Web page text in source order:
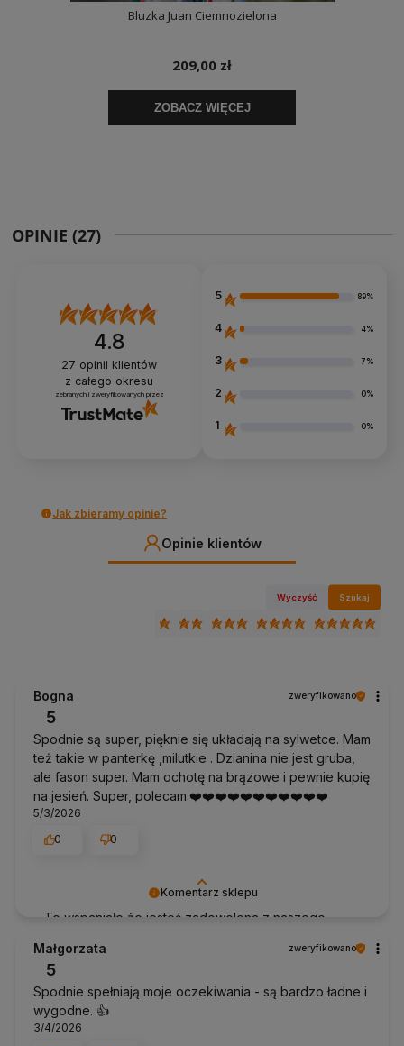
OPINIE (27)
4.8
27 opinii klientów
z całego okresu
zebranych i zweryfikowanych przez
5 89%
4 4%
3 7%
2 0%
1 0%
Jak zbieramy opinie?
Opinie klientów
Wyczyść Szukaj
Komentarz sklepu
To wspaniałe że jesteś zadowolona z naszego
Bogna zweryfikowano
5
Spodnie są super, pięknie się układają na sylwetce. Mam
też takie w panterkę ,milutkie . Dzianina nie jest gruba,
ale fason super. Mam ochotę na brązowe i pewnie kupię
na jesień. Super, polecam.❤️❤️❤️❤️❤️❤️❤️❤️❤️❤️❤️
5/3/2026
0
0
Małgorzata zweryfikowano
5
Spodnie spełniają moje oczekiwania - są bardzo ładne i
wygodne. 👍️
3/4/2026